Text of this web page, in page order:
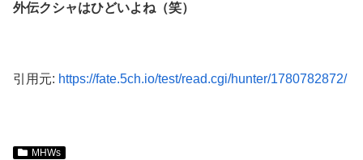
外伝クシャはひどいよね（笑）
引用元: https://fate.5ch.io/test/read.cgi/hunter/1780782872/
MHWs